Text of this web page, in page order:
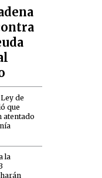
de
que
atentado
la